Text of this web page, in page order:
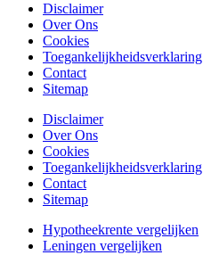
Disclaimer
Over Ons
Cookies
Toegankelijkheidsverklaring
Contact
Sitemap
Disclaimer
Over Ons
Cookies
Toegankelijkheidsverklaring
Contact
Sitemap
Hypotheekrente vergelijken
Leningen vergelijken